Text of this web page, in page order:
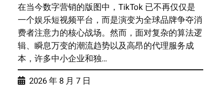
在当今数字营销的版图中，TikTok 已不再仅仅是
一个娱乐短视频平台，而是演变为全球品牌争夺消
费者注意力的核心战场。然而，面对复杂的算法逻
辑、瞬息万变的潮流趋势以及高昂的代理服务成
本，许多中小企业和独…
2026 年 8 月 7 日